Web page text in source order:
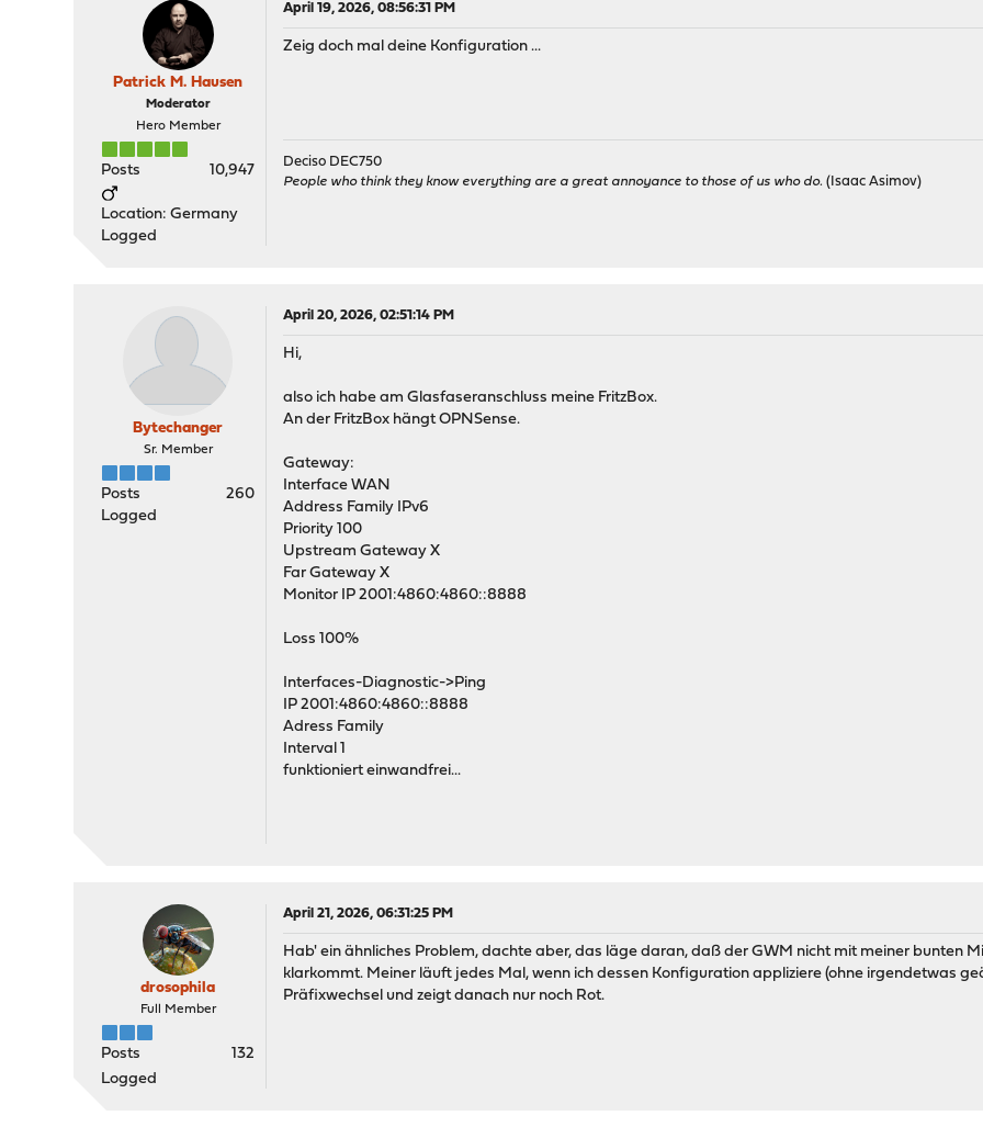
Patrick M. Hausen
Moderator
Hero Member
Posts 10,947
Location: Germany
Logged
April 19, 2026, 08:56:31 PM
Zeig doch mal deine Konfiguration ...
Deciso DEC750
People who think they know everything are a great annoyance to those of us who do. (Isaac Asimov)
Bytechanger
Sr. Member
Posts
260
Logged
April 20, 2026, 02:51:14 PM
Hi,
also ich habe am Glasfaseranschluss meine FritzBox.
An der FritzBox hängt OPNSense.
Gateway:
Interface WAN
Address Family IPv6
Priority 100
Upstream Gateway X
Far Gateway X
Monitor IP 2001:4860:4860::8888
Loss 100%
Interfaces-Diagnostic->Ping
IP 2001:4860:4860::8888
Adress Family
Interval 1
funktioniert einwandfrei...
drosophila
Full Member
Posts
132
Logged
April 21, 2026, 06:31:25 PM
Hab' ein ähnliches Problem, dachte aber, das läge daran, daß der GWM nicht mit meiner bunten
klarkommt. Meiner läuft jedes Mal, wenn ich dessen Konfiguration appliziere (ohne irgendetwas
Präfixwechsel und zeigt danach nur noch Rot.